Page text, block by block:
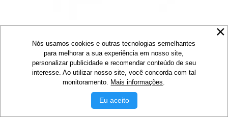
Saboneteira Cristal Pop Ref 154 - LEDANGE
Sem estoque no momento
Nós usamos cookies e outras tecnologias semelhantes
para melhorar a sua experiência em nosso site,
personalizar publicidade e recomendar conteúdo de seu
interesse. Ao utilizar nosso site, você concorda com tal
monitoramento. Mais informações.